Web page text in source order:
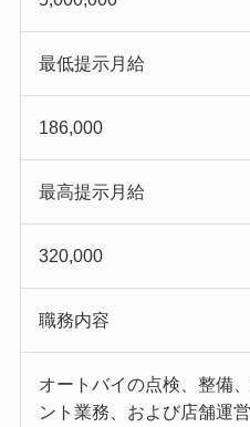
最低提示月給
186,000
最高提示月給
320,000
職務内容
オートバイの点検、整備
ント業務、および店舗運営